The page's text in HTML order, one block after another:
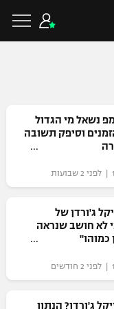
נשאל מי הגדול
וסיפק תשובה
ג'ורדן של
לא חושב שנראה
כמוהו"
ג'ורדן? הנתון